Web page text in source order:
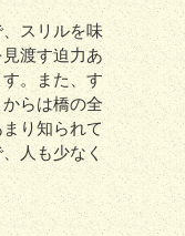
スリルを味
渡す迫力あ
。また、す
らは橋の全
り知られて
人も少なく